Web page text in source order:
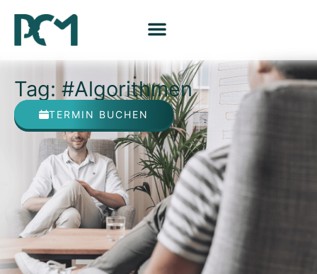
Tag: #Algorithmen
TERMIN BUCHEN